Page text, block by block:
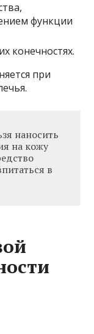
функции
конечностях.
при
наносить
на кожу
в